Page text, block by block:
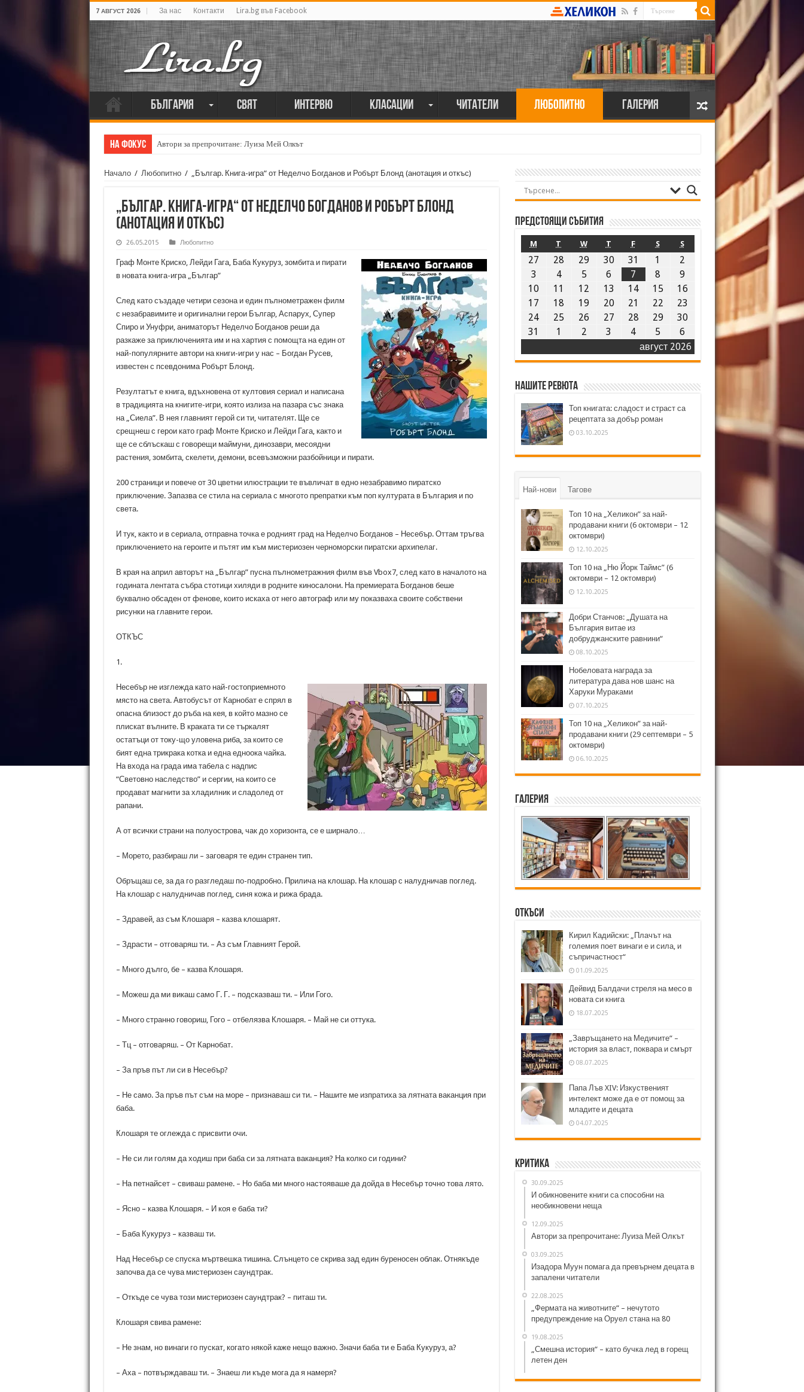
7 АВГУСТ 2026 За нас Контакти Lira.bg във Facebook
България Свят Интервю Класации Читатели Любопитно Галерия
На фокус Автори за препрочитане: Луиза Мей Олкът
Начало / Любопитно / „Българ. Книга-игра“ от Неделчо Богданов и Робърт Блонд (анотация и откъс)
„Българ. Книга-игра“ от Неделчо Богданов и Робърт Блонд
(анотация и откъс)
26.05.2015 Любопитно
Граф Монте Криско, Лейди Гага, Баба Кукуруз, зомбита и пирати
в новата книга-игра „Българ”
След като създаде четири сезона и един пълнометражен филм
с незабравимите и оригинални герои Българ, Аспарух, Супер
Спиро и Унуфри, аниматорът Неделчо Богданов реши да
разкаже за приключенията им и на хартия с помощта на един от
най-популярните автори на книги-игри у нас – Богдан Русев,
известен с псевдонима Робърт Блонд.
Резултатът е книга, вдъхновена от култовия сериал и написана
в традицията на книгите-игри, която излиза на пазара със знака
на „Сиела”. В нея главният герой си ти, читателят. Ще се
срещнеш с герои като граф Монте Криско и Лейди Гага, както и
ще се сблъскаш с говорещи маймуни, динозаври, месоядни
растения, зомбита, скелети, демони, всевъзможни разбойници и пирати.
200 страници и повече от 30 цветни илюстрации те въвличат в едно незабравимо пиратско
приключение. Запазва се стила на сериала с многото препратки към поп културата в България и по
света.
И тук, както и в сериала, отправна точка е родният град на Неделчо Богданов – Несебър. Оттам тръгва
приключението на героите и пътят им към мистериозен черноморски пиратски архипелаг.
В края на април авторът на „Българ” пусна пълнометражния филм във Vbox7, след като в началото на
годината лентата събра стотици хиляди в родните киносалони. На премиерата Богданов беше
буквално обсаден от фенове, които искаха от него автограф или му показваха своите собствени
рисунки на главните герои.
ОТКЪС
1.
Несебър не изглежда като най-гостоприемното
място на света. Автобусът от Карнобат е спрял в
опасна близост до ръба на кея, в който мазно се
плискат вълните. В краката ти се търкалят
остатъци от току-що уловена риба, за които се
бият една трикрака котка и една едноока чайка.
На входа на града има табела с надпис
“Световно наследство” и сергии, на които се
продават магнити за хладилник и сладолед от
рапани.
А от всички страни на полуострова, чак до хоризонта, се е ширнало…
– Морето, разбираш ли – заговаря те един странен тип.
Обръщаш се, за да го разгледаш по-подробно. Прилича на клошар. На клошар с налудничав поглед.
На клошар с налудничав поглед, синя кожа и рижа брада.
– Здравей, аз съм Клошаря – казва клошарят.
– Здрасти – отговаряш ти. – Аз съм Главният Герой.
– Много дълго, бе – казва Клошаря.
– Можеш да ми викаш само Г. Г. – подсказваш ти. – Или Гого.
– Много странно говориш, Гого – отбелязва Клошаря. – Май не си оттука.
– Тц – отговаряш. – От Карнобат.
– За пръв път ли си в Несебър?
– Не само. За пръв път съм на море – признаваш си ти. – Нашите ме изпратиха за лятната ваканция при
баба.
Клошаря те оглежда с присвити очи.
– Не си ли голям да ходиш при баба си за лятната ваканция? На колко си години?
– На петнайсет – свиваш рамене. – Но баба ми много настояваше да дойда в Несебър точно това лято.
– Ясно – казва Клошаря. – И коя е баба ти?
– Баба Кукуруз – казваш ти.
Над Несебър се спуска мъртвешка тишина. Слънцето се скрива зад един буреносен облак. Отнякъде
започва да се чува мистериозен саундтрак.
– Откъде се чува този мистериозен саундтрак? – питаш ти.
Клошаря свива рамене:
– Не знам, но винаги го пускат, когато някой каже нещо важно. Значи баба ти е Баба Кукуруз, а?
– Аха – потвърждаваш ти. – Знаеш ли къде мога да я намеря?
Предстоящи събития
август 2026
M T W T F S S
27 28 29 30 31 1
2
3
4 5 6 7 8
9
10
11 12 13 14 15
16
17
18 19 20 21 22
23
24
25 26 27 28 29
30
31
1 2 3 4 5 6
Нашите ревюта
Топ книгата: сладост и страст са
рецептата за добър роман
03.10.2025
Най-нови Тагове
Топ 10 на „Хеликон” за най-
продавани книги (6 октомври – 12
октомври)
12.10.2025
Топ 10 на „Ню Йорк Таймс” (6
октомври – 12 октомври)
12.10.2025
Добри Станчов: „Душата на
България витае из
добруджанските равнини“
08.10.2025
Нобеловата награда за
литература дава нов шанс на
Харуки Мураками
07.10.2025
Топ 10 на „Хеликон” за най-
продавани книги (29 септември – 5
октомври)
06.10.2025
Галерия
Откъси
Кирил Кадийски: „Плачът на
големия поет винаги е и сила, и
съпричастност“
01.09.2025
Дейвид Балдачи стреля на месо в
новата си книга
18.07.2025
„Завръщането на Медичите“ –
история за власт, поквара и смърт
08.07.2025
Папа Лъв XIV: Изкуственият
интелект може да е от помощ за
младите и децата
04.07.2025
Критика
30.09.2025
И обикновените книги са способни на
необикновени неща
12.09.2025
Автори за препрочитане: Луиза Мей Олкът
03.09.2025
Изадора Муун помага да превърнем децата в
запалени читатели
22.08.2025
„Фермата на животните“ – нечутото
предупреждение на Оруел стана на 80
19.08.2025
„Смешна история“ – като бучка лед в горещ
летен ден